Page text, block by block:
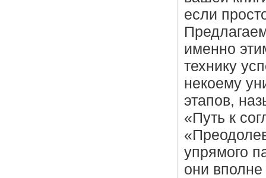
если
именно
технику
некоему
этапов,
«Путь к
упрямого
они вполне